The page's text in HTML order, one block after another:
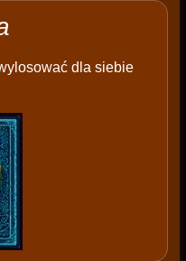
dla siebie